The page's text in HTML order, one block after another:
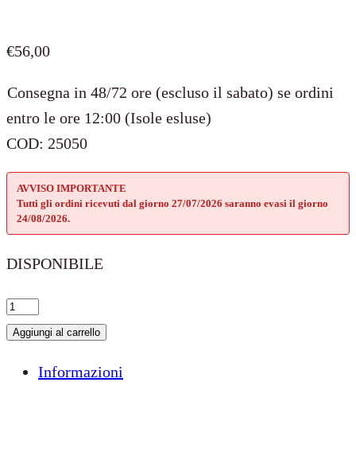
€56,00
Consegna in 48/72 ore (escluso il sabato) se ordini
entro le ore 12:00 (Isole esluse)
COD: 25050
AVVISO IMPORTANTE
Tutti gli ordini ricevuti dal giorno 27/07/2026 saranno evasi il giorno
24/08/2026.
DISPONIBILE
Sei
il
tesoro
Aggiungi al carrello
Informazioni